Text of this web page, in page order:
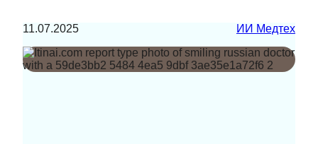
11.07.2025 ИИ Медтех